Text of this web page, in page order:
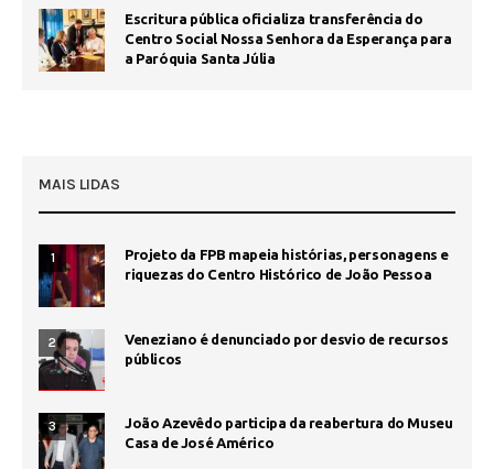
Escritura pública oficializa transferência do
Centro Social Nossa Senhora da Esperança para
a Paróquia Santa Júlia
MAIS LIDAS
1
Projeto da FPB mapeia histórias, personagens e
riquezas do Centro Histórico de João Pessoa
2
Veneziano é denunciado por desvio de recursos
públicos
3
João Azevêdo participa da reabertura do Museu
Casa de José Américo